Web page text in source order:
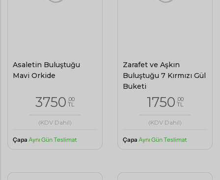
Asaletin Buluştuğu
Mavi Orkide
3750 ,00
TL
(KDV Dahil)
Çapa Aynı Gün Teslimat
Zarafet ve Aşkın
Buluştuğu 7 Kırmızı Gül
Buketi
1750 ,00
TL
(KDV Dahil)
Çapa Aynı Gün Teslimat